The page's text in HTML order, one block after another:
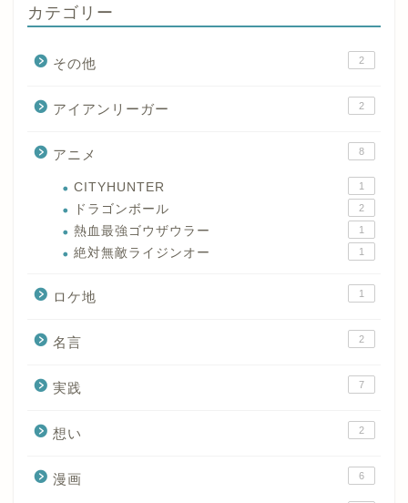
カテゴリー
その他 2
アイアンリーガー 2
アニメ 8
CITYHUNTER 1
ドラゴンボール 2
熱血最強ゴウザウラー 1
絶対無敵ライジンオー 1
ロケ地 1
名言 2
実践 7
想い 2
漫画 6